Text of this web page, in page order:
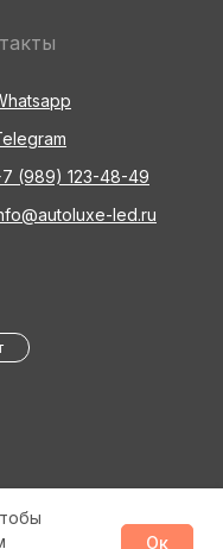
Разработка сайта
led.ru
(989) 123-48-49
Ок